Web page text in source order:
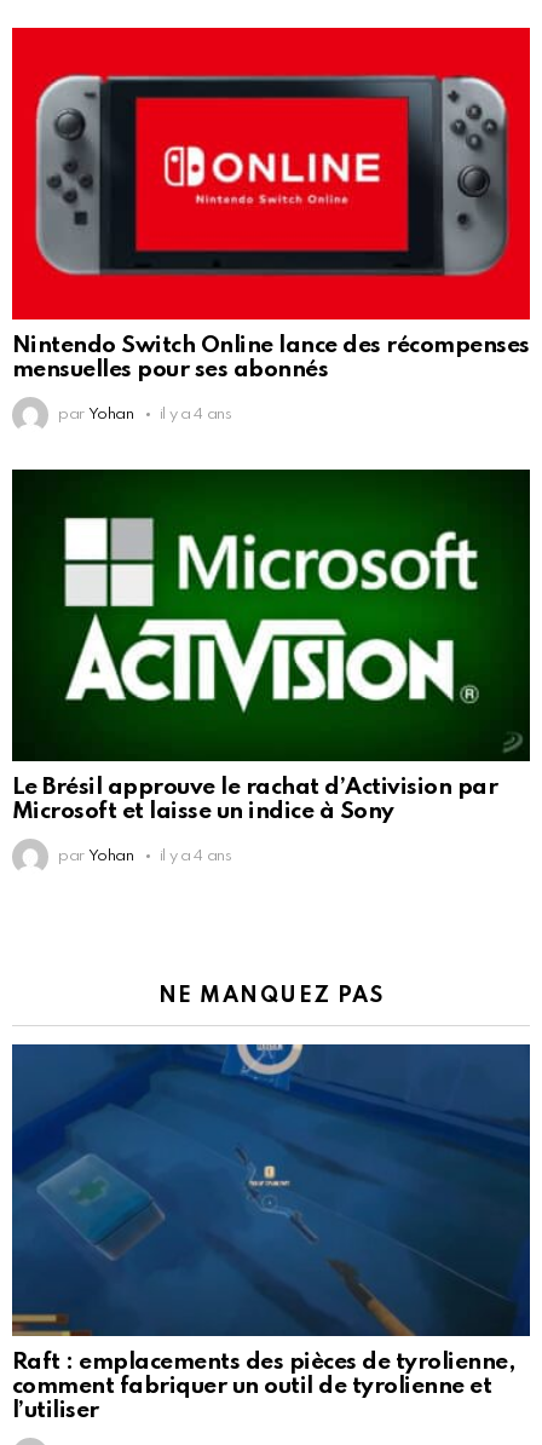
Nintendo Switch Online lance des récompenses
mensuelles pour ses abonnés
par Yohan il y a 4 ans
Le Brésil approuve le rachat d’Activision par
Microsoft et laisse un indice à Sony
par Yohan il y a 4 ans
NE MANQUEZ PAS
Raft : emplacements des pièces de tyrolienne,
comment fabriquer un outil de tyrolienne et
l’utiliser